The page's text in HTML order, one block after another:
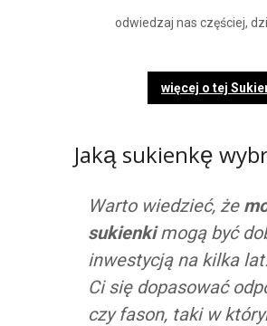
odwiedzaj nas częściej,
więcej o tej
Jaką sukienkę
Warto wiedzieć, że
sukienkimogą być
inwestycją na kilka
Ci się dopasować
czy fason, taki w